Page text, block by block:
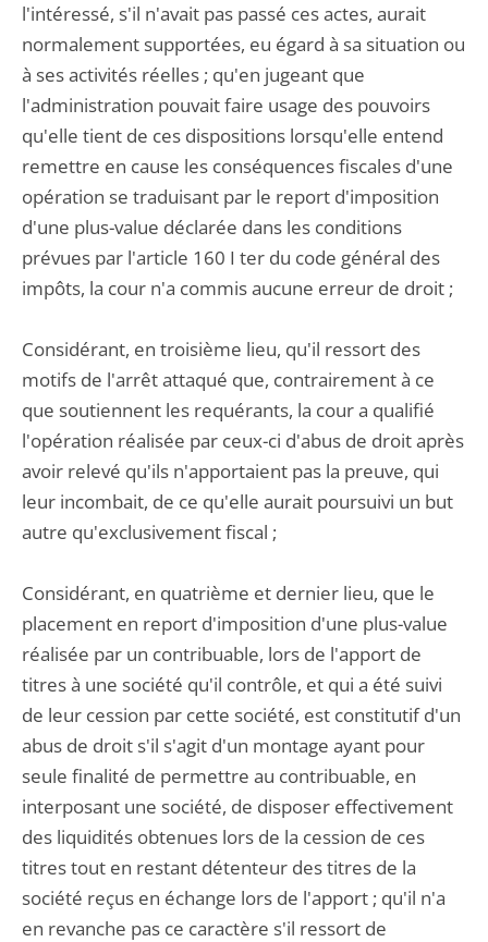
l'intéressé, s'il n'avait pas passé ces actes, aurait
normalement supportées, eu égard à sa situation ou
à ses activités réelles ; qu'en jugeant que
l'administration pouvait faire usage des pouvoirs
qu'elle tient de ces dispositions lorsqu'elle entend
remettre en cause les conséquences fiscales d'une
opération se traduisant par le report d'imposition
d'une plus-value déclarée dans les conditions
prévues par l'article 160 I ter du code général des
impôts, la cour n'a commis aucune erreur de droit ;
Considérant, en troisième lieu, qu'il ressort des
motifs de l'arrêt attaqué que, contrairement à ce
que soutiennent les requérants, la cour a qualifié
l'opération réalisée par ceux-ci d'abus de droit après
avoir relevé qu'ils n'apportaient pas la preuve, qui
leur incombait, de ce qu'elle aurait poursuivi un but
autre qu'exclusivement fiscal ;
Considérant, en quatrième et dernier lieu, que le
placement en report d'imposition d'une plus-value
réalisée par un contribuable, lors de l'apport de
titres à une société qu'il contrôle, et qui a été suivi
de leur cession par cette société, est constitutif d'un
abus de droit s'il s'agit d'un montage ayant pour
seule finalité de permettre au contribuable, en
interposant une société, de disposer effectivement
des liquidités obtenues lors de la cession de ces
titres tout en restant détenteur des titres de la
société reçus en échange lors de l'apport ; qu'il n'a
en revanche pas ce caractère s'il ressort de